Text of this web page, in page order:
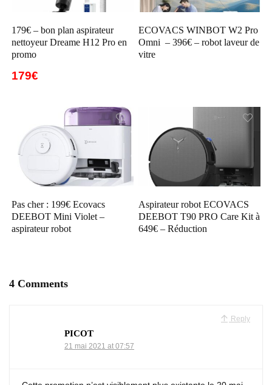
179€ – bon plan aspirateur
nettoyeur Dreame H12 Pro en
promo
179€
ECOVACS WINBOT W2 Pro
Omni – 396€ – robot laveur de
vitre
Pas cher : 199€ Ecovacs
DEEBOT Mini Violet –
aspirateur robot
Aspirateur robot ECOVACS
DEEBOT T90 PRO Care Kit à
649€ – Réduction
4 Comments
Reply
PICOT
21 mai 2021 at 07:57